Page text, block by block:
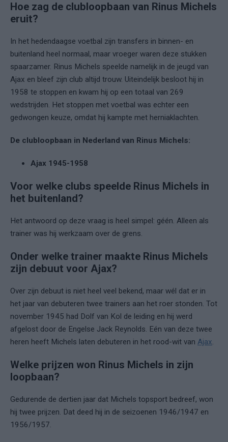
Hoe zag de clubloopbaan van Rinus Michels
eruit?
In het hedendaagse voetbal zijn transfers in binnen- en
buitenland heel normaal, maar vroeger waren deze stukken
spaarzamer. Rinus Michels speelde namelijk in de jeugd van
Ajax en bleef zijn club altijd trouw. Uiteindelijk besloot hij in
1958 te stoppen en kwam hij op een totaal van 269
wedstrijden. Het stoppen met voetbal was echter een
gedwongen keuze, omdat hij kampte met herniaklachten.
De clubloopbaan in Nederland van Rinus Michels:
Ajax 1945-1958
Voor welke clubs speelde Rinus Michels in
het buitenland?
Het antwoord op deze vraag is heel simpel: géén. Alleen als
trainer was hij werkzaam over de grens.
Onder welke trainer maakte Rinus Michels
zijn debuut voor Ajax?
Over zijn debuut is niet heel veel bekend, maar wél dat er in
het jaar van debuteren twee trainers aan het roer stonden. Tot
november 1945 had Dolf van Kol de leiding en hij werd
afgelost door de Engelse Jack Reynolds. Eén van deze twee
heren heeft Michels laten debuteren in het rood-wit van Ajax.
Welke prijzen won Rinus Michels in zijn
loopbaan?
Gedurende de dertien jaar dat Michels topsport bedreef, won
hij twee prijzen. Dat deed hij in de seizoenen 1946/1947 en
1956/1957.